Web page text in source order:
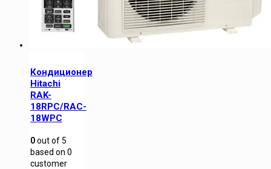
Кондиционер
Hitachi
RAK-
18RPC/RAC-
18WPC
0out of5
based on 0
customer